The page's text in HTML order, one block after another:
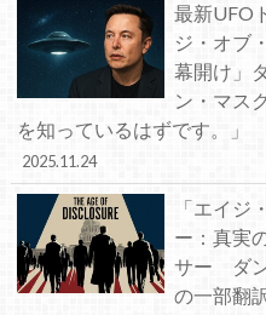
最新UFO
ジ・オブ
幕開け」
ン・マス
を知っているはずです。」
2025.11.24
「エイジ
ー：真実
サー ダン
の一部翻